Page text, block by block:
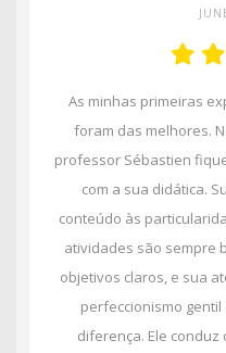
As minhas primeiras
foram das melhores.
professor Sébastien
com a sua didática.
conteúdo às
atividades são sempre
objetivos claros, e sua
perfeccionismo
diferença. Ele conduz